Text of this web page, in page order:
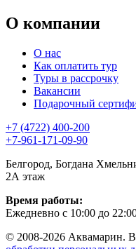
О компании
О нас
Как оплатить тур
Туры в рассрочку
Вакансии
Подарочный
+7 (4722) 400-200
+7-961-171-09-90
Белгород, Богдана
2А этаж
Время работы:
Ежедневно с 10:00 до
© 2008-2026 Аквамарин.